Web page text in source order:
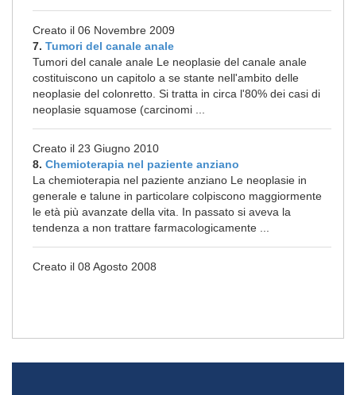
Creato il 06 Novembre 2009
7. Tumori del canale anale
Tumori del canale anale Le neoplasie del canale anale
costituiscono un capitolo a se stante nell'ambito delle
neoplasie del colonretto. Si tratta in circa l'80% dei casi di
neoplasie squamose (carcinomi ...
Creato il 23 Giugno 2010
8. Chemioterapia nel paziente anziano
La chemioterapia nel paziente anziano Le neoplasie in
generale e talune in particolare colpiscono maggiormente
le età più avanzate della vita. In passato si aveva la
tendenza a non trattare farmacologicamente ...
Creato il 08 Agosto 2008